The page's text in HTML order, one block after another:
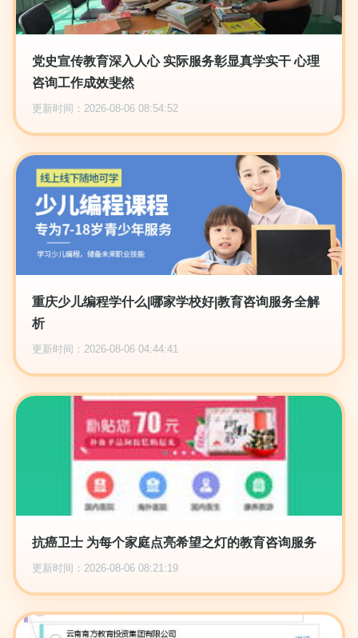
党史宣传教育深入人心 实际服务彰显真学实干 心理
咨询工作成效斐然
更新时间：2026-08-06 08:54:52
重庆少儿编程学什么|哪家学校好|教育咨询服务全解
析
更新时间：2026-08-06 04:44:41
抗癌卫士 为每个家庭点亮希望之灯的教育咨询服务
更新时间：2026-08-06 08:21:19